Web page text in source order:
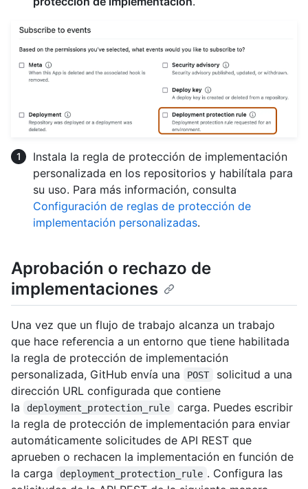
Instala la regla de protección de implementación
personalizada en los repositorios y habilítala para
su uso. Para más información, consulta
Configuración de reglas de protección de
implementación personalizadas.
Aprobación o rechazo de
implementaciones
Una vez que un flujo de trabajo alcanza un trabajo
que hace referencia a un entorno que tiene habilitada
la regla de protección de implementación
personalizada, GitHub envía una
POST
solicitud a una
dirección URL configurada que contiene
la
deployment_protection_rule
carga. Puedes escribir
la regla de protección de implementación para enviar
automáticamente solicitudes de API REST que
aprueben o rechacen la implementación en función de
la carga
deployment_protection_rule . Configura las